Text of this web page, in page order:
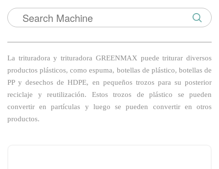
PRODUCTOS
La trituradora y trituradora GREENMAX puede triturar diversos
productos plásticos, como espuma, botellas de plástico, botellas de
PP y desechos de HDPE, en pequeños trozos para su posterior
reciclaje y reutilización. Estos trozos de plástico se pueden
convertir en partículas y luego se pueden convertir en otros
productos.